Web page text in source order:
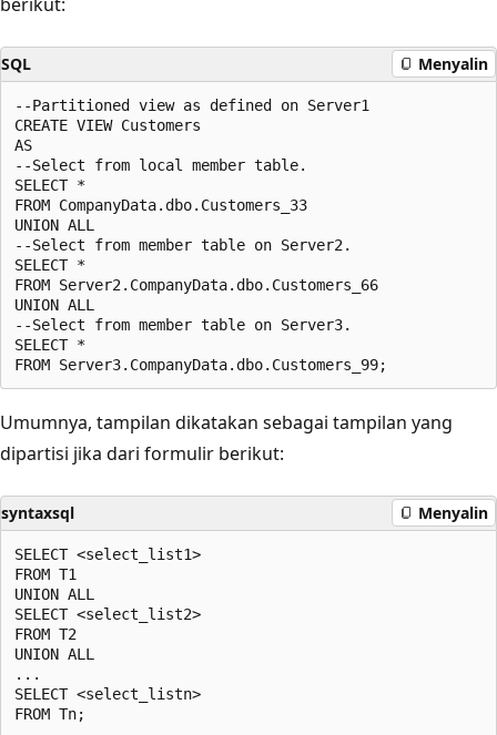
SQL Menyalin
--Partitioned view as defined on Server1
CREATE VIEW Customers
AS
--Select from local member table.
SELECT *
FROM CompanyData.dbo.Customers_33
UNION ALL
--Select from member table on Server2.
SELECT *
FROM Server2.CompanyData.dbo.Customers_66
UNION ALL
--Select from member table on Server3.
SELECT *
Umumnya, tampilan dikatakan sebagai tampilan yang
dipartisi jika dari formulir berikut:
syntaxsql Menyalin
SELECT <select_list1>
FROM T1
UNION ALL
SELECT <select_list2>
FROM T2
UNION ALL
...
SELECT <select_listn>